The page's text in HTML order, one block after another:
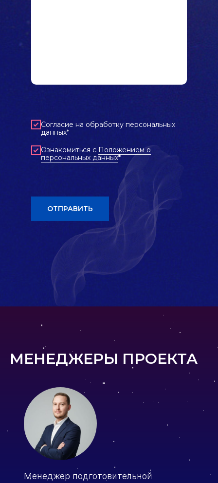
Согласие на обработку персональных
данных*
Ознакомиться с Положением о
персональных данных*
ОТПРАВИТЬ
МЕНЕДЖЕРЫ ПРОЕКТА
Менеджер подготовительной